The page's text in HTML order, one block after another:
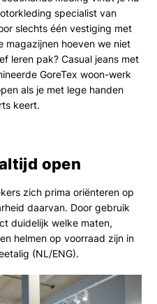
specialist van
slechts één vestiging met
magazijnen hoeven we niet
leren pak? Casual jeans met
GoreTex woon-werk
als je met lege handen
keert.
open
zich prima oriënteren op
daarvan. Door gebruik
duidelijk welke maten,
helmen op voorraad zijn in
(NL/ENG).